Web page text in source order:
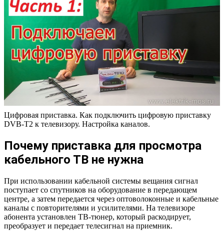
Цифровая приставка. Как подключить цифровую приставку
DVB-T2 к телевизору. Настройка каналов.
Почему приставка для просмотра
кабельного ТВ не нужна
При использовании кабельной системы вещания сигнал
поступает со спутников на оборудование в передающем
центре, а затем передается через оптоволоконные и кабельные
каналы с повторителями и усилителями. На телевизоре
абонента установлен ТВ-тюнер, который раскодирует,
преобразует и передает телесигнал на приемник.